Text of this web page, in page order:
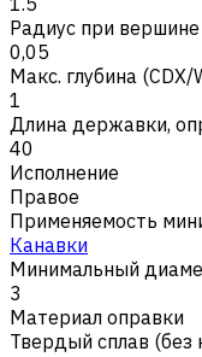
Радиус при
0,05
Макс. глубина (CDX/
1
Длина державки,
40
Исполнение
Правое
Применяемость
Канавки
Минимальный
3
Материал оправки
Твердый сплав